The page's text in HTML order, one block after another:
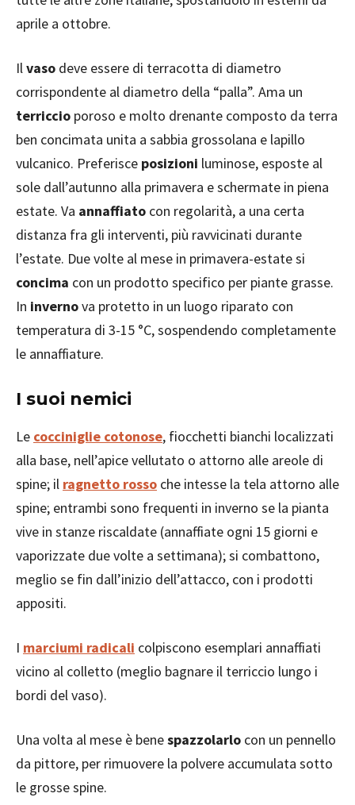
aprile a ottobre.
Ilvaso deve essere di terracotta di diametro
corrispondente al diametro della “palla”. Ama un
terriccio poroso e molto drenante composto da terra
ben concimata unita a sabbia grossolana e lapillo
vulcanico. Preferisce posizioni luminose, esposte al
sole dall’autunno alla primavera e schermate in piena
estate. Va annaffiato con regolarità, a una certa
distanza fra gli interventi, più ravvicinati durante
l’estate. Due volte al mese in primavera-estate si
concima con un prodotto specifico per piante grasse.
In invernova protetto in un luogo riparato con
temperatura di 3-15 °C, sospendendo completamente
le annaffiature.
I suoi nemici
Le cocciniglie cotonose, fiocchetti bianchi localizzati
alla base, nell’apice vellutato o attorno alle areole di
spine; il ragnetto rosso che intesse la tela attorno alle
spine; entrambi sono frequenti in inverno se la pianta
vive in stanze riscaldate (annaffiate ogni 15 giorni e
vaporizzate due volte a settimana); si combattono,
meglio se fin dall’inizio dell’attacco, con i prodotti
appositi.
I marciumi radicali colpiscono esemplari annaffiati
vicino al colletto (meglio bagnare il terriccio lungo i
bordi del vaso).
Una volta al mese è benespazzolarlo con un pennello
da pittore, per rimuovere la polvere accumulata sotto
le grosse spine.